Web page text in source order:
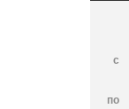
с
по